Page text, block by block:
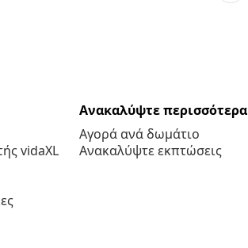
vidaXL
Ανακαλύψτε περισσότερα
Αγορά ανά δωμάτιο
Ανακαλύψτε εκπτώσεις